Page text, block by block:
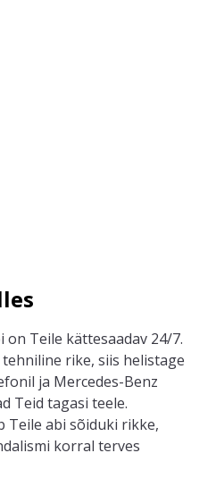
on Teile kättesaadav 24/7.
tehniline rike, siis helistage
ja Mercedes-Benz
Teid tagasi teele.
Teile abi sõiduki rikke,
korral terves